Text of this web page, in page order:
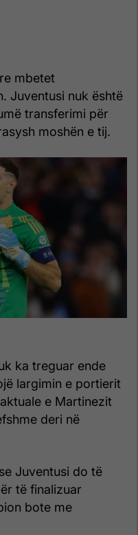
mbetet
Juventusi nuk është
transferimi për
moshën e tij.
ka treguar ende
largimin e portierit
e Martinezit
deri në
Juventusi do të
të finalizuar
bote me